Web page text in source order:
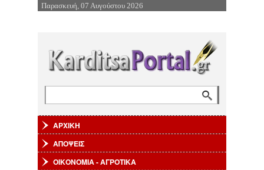
Επιστροφή στην Πλοήγηση
Παρασκευή, 07 Αυγούστου 2026
ΑΡΧΙΚΗ
ΑΠΟΨΕΙΣ
ΟΙΚΟΝΟΜΙΑ - ΑΓΡΟΤΙΚΑ